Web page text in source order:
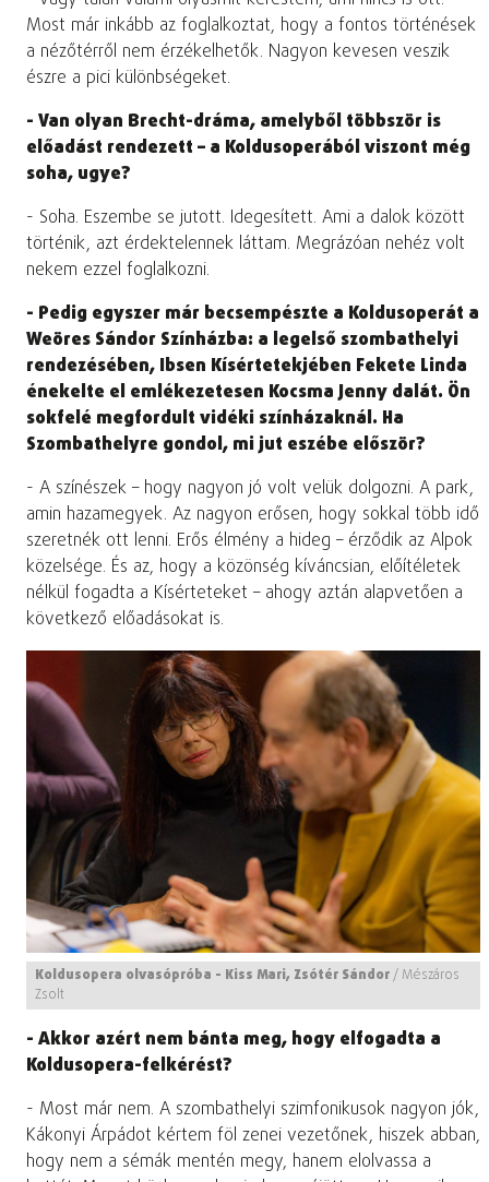
Most már inkább az foglalkoztat, hogy a fontos történések
a nézőtérről nem érzékelhetők. Nagyon kevesen veszik
észre a pici különbségeket.
- Van olyan Brecht-dráma, amelyből többször is
előadást rendezett – a Koldusoperából viszont még
soha, ugye?
- Soha. Eszembe se jutott. Idegesített. Ami a dalok között
történik, azt érdektelennek láttam. Megrázóan nehéz volt
nekem ezzel foglalkozni.
- Pedig egyszer már becsempészte a Koldusoperát a
Weöres Sándor Színházba: a legelső szombathelyi
rendezésében, Ibsen Kísértetekjében Fekete Linda
énekelte el emlékezetesen Kocsma Jenny dalát. Ön
sokfelé megfordult vidéki színházaknál. Ha
Szombathelyre gondol, mi jut eszébe először?
- A színészek – hogy nagyon jó volt velük dolgozni. A park,
amin hazamegyek. Az nagyon erősen, hogy sokkal több idő
szeretnék ott lenni. Erős élmény a hideg – érződik az Alpok
közelsége. És az, hogy a közönség kíváncsian, előítéletek
nélkül fogadta a Kísérteteket – ahogy aztán alapvetően a
következő előadásokat is.
Koldusopera olvasópróba - Kiss Mari, Zsótér Sándor/ Mészáros
Zsolt
- Akkor azért nem bánta meg, hogy elfogadta a
Koldusopera-felkérést?
- Most már nem. A szombathelyi szimfonikusok nagyon jók,
Kákonyi Árpádot kértem föl zenei vezetőnek, hiszek abban,
hogy nem a sémák mentén megy, hanem elolvassa a